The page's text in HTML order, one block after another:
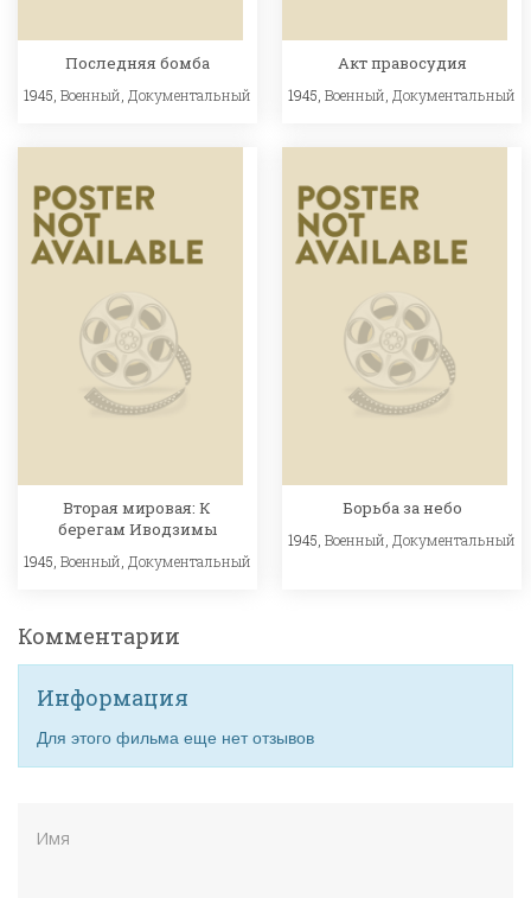
Последняя бомба
1945, Военный Документальный
Акт правосудия
1945,Военный Документальный
Вторая мировая: К
берегам Иводзимы
1945, Военный Документальный
Борьба за небо
1945,Военный Документальный
Комментарии
Информация
Для этого фильма еще нет отзывов